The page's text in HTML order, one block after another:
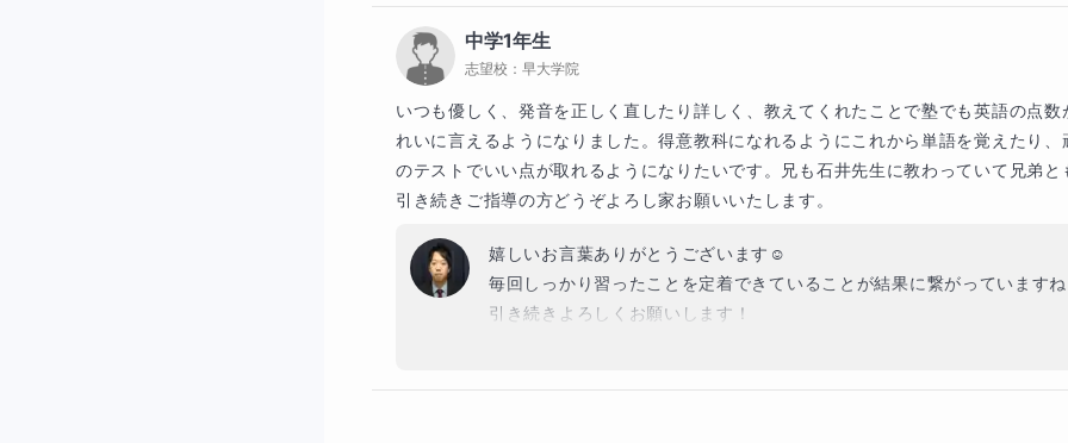
プロフィール下部にて、最新の指導可能な日程を掲載しております。
こちらのコースは５回で設定しておりますが、７回、１０回などカスタマイズが
金額設定例
これからのご活躍をお祈りしております☺️
中学1年生
志望校： 早大学院
いつも優しく、発音を正しく直したり詳しく、教えてくれたことで塾でも英語の点数
れいに言えるようになりました。得意教科になれるようにこれから単語を覚えたり、
のテストでいい点が取れるようになりたいです。兄も石井先生に教わっていて兄弟と
引き続きご指導の方どうぞよろし家お願いいたします。
嬉しいお言葉ありがとうございます☺️
毎回しっかり習ったことを定着できていることが結果に繋がっていますね
引き続きよろしくお願いします！